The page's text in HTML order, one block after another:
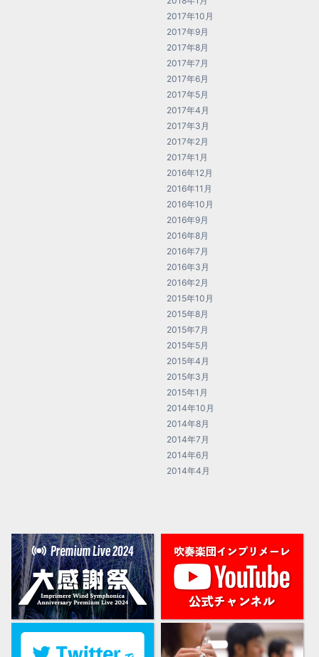
2017年10月
2017年9月
2017年8月
2017年7月
2017年6月
2017年5月
2017年4月
2017年3月
2017年2月
2017年1月
2016年12月
2016年11月
2016年10月
2016年9月
2016年8月
2016年7月
2016年3月
2016年2月
2015年10月
2015年8月
2015年7月
2015年5月
2015年4月
2015年3月
2015年1月
2014年10月
2014年8月
2014年7月
2014年6月
2014年4月